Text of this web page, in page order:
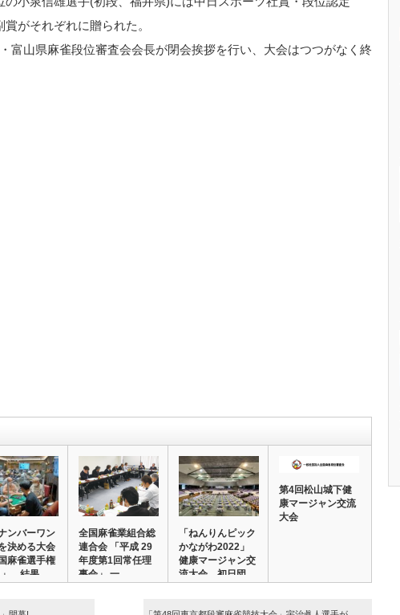
がそれぞれに贈られた。
富山県麻雀段位審査会会長が閉会挨拶を行い、大会はつつがなく終
ンバーワン
決める大会
麻雀選手権
」 結果…
全国麻雀業組合総
連合会 「平成 29
年度第1回常任理
事会」 一…
「ねんりんピック
かながわ2022」
健康マージャン交
流大会 初日団…
第4回松山城下健
康マージャン交流
大会